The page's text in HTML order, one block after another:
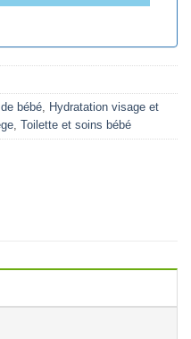
bébé, Hydratation visage et
, Toilette et soins bébé